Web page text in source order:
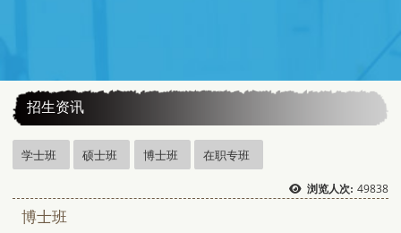
招生资讯
学士班 硕士班 博士班 在职专班
浏览人次: 49838
博士班